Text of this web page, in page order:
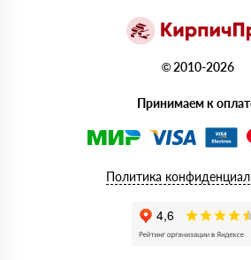
© 2010-2026
Принимаем к
Политика